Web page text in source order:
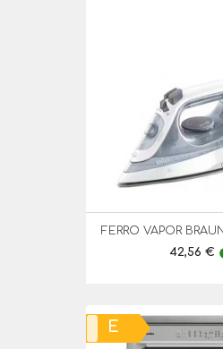
FERRO VAPOR
Preço
42,56 €
E